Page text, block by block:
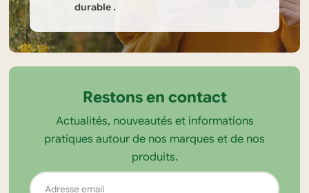
Informations
sur
boutique
Tendance
durable .
Restons en contact
Actualités, nouveautés et informations
pratiques autour de nos marques et de nos
produits.
Adresse